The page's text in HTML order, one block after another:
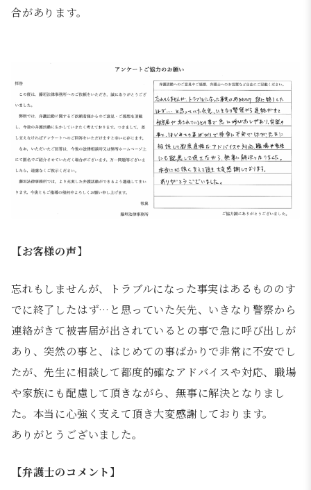
合があります。
【お客様の声】
忘れもしませんが、トラブルになった事実はあるもののす
でに終了したはず…と思っていた矢先、いきなり警察から
連絡がきて被害届が出されているとの事で急に呼び出しが
あり、突然の事と、はじめての事ばかりで非常に不安でし
たが、先生に相談して都度的確なアドバイスや対応、職場
や家族にも配慮して頂きながら、無事に解決となりまし
た。本当に心強く支えて頂き大変感謝しております。
ありがとうございました。
【弁護士のコメント】